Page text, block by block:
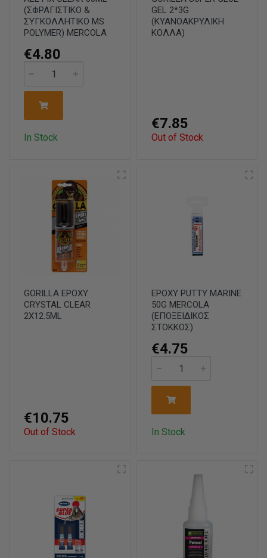
(ΣΦΡΑΓΙΣΤΙΚΟ &
ΣΥΓΚΟΛΛΗΤΙΚΟ MS
POLYMER) MERCOLA
€4.80
In Stock
GEL 2*3G
(ΚΥΑΝΟΑΚΡΥΛΙΚΗ
ΚΟΛΛΑ)
€7.85
Out of Stock
GORILLA EPOXY
CRYSTAL CLEAR
2X12.5ML
€10.75
Out of Stock
EPOXY PUTTY MARINE
50G MERCOLA
(ΕΠΟΞΕΙΔΙΚΟΣ
ΣΤΟΚΚΟΣ)
€4.75
In Stock